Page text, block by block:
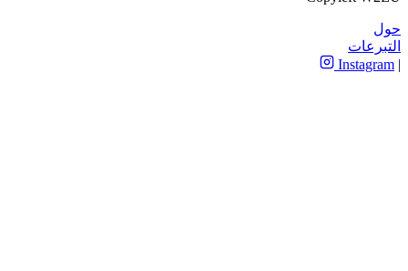
حول
التبرعات
|
Instagram